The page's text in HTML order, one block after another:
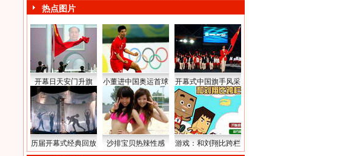
热点图片
开幕日天安门升旗 小董进中国奥运首球 开幕式中国旗手风采
历届开幕式经典回放 沙排宝贝热辣性感 游戏：和刘翔比跨栏